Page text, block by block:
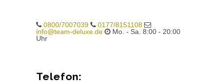
0800/7007039
0177/8151108
info@team-deluxe.de
Mo. - Sa. 8:00 - 20:00
Uhr
Telefon: